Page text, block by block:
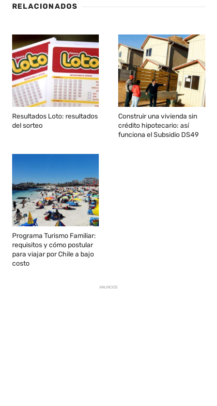
RELACIONADOS
Resultados Loto: resultados
del sorteo
Construir una vivienda sin
crédito hipotecario: así
funciona el Subsidio DS49
Programa Turismo Familiar:
requisitos y cómo postular
para viajar por Chile a bajo
costo
ANUNCIOS